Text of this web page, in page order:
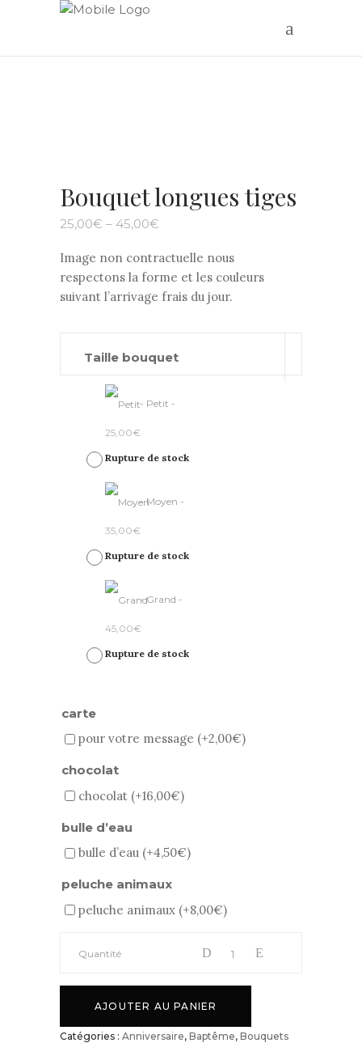
Bouquet longues tiges
25,00€ – 45,00€
Image non contractuelle nous
respectons la forme et les couleurs
suivant l’arrivage frais du jour.
Taille bouquet
- Petit -
25,00€
Rupture de stock
-Moyen -
35,00€
Rupture de stock
-Grand -
45,00€
Rupture de stock
carte
pour votre message (+2,00€)
chocolat
chocolat (+16,00€)
bulle d’eau
bulle d’eau (+4,50€)
peluche animaux
peluche animaux (+8,00€)
Bouquet
tiges
Quantité
AJOUTER AU PANIER
Catégories : Anniversaire, Baptême, Bouquets